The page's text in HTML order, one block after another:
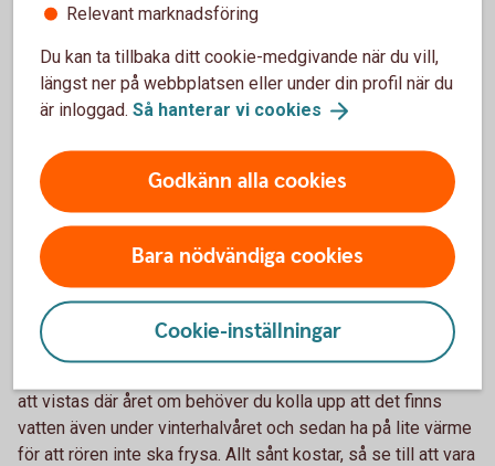
med? Det är lätt att drömma om det ultimata sommarhuset,
men vad kostar det? Här får kanske några drömpunkter ryka
på vägen om de ligger utanför budget, men se till att du
tummar på rätt saker. Är du till exempel inte händig själv ska
har möjlighet att anlita hjälp. Tänk också på att räkna med en
buffert för oförutsedda utgifter – att ha eget hus kan
innebära kostnader du inte kan förutspå.
Ha koll på alla kostnader
Gör också en kalkyl för vad stugan kommer att kosta i drift
under året. Du kommer att betala för allt ifrån försäkringar
att vistas där året om behöver du kolla upp att det finns
vatten även under vinterhalvåret och sedan ha på lite värme
för att rören inte ska frysa. Allt sånt kostar, så se till att vara
Relevant marknadsföring
Du kan ta tillbaka ditt cookie-medgivande när du vill,
längst ner på webbplatsen eller under din profil när du
är inloggad. Så hanterar vi cookies
Godkänn alla cookies
Bara nödvändiga cookies
Cookie-inställningar